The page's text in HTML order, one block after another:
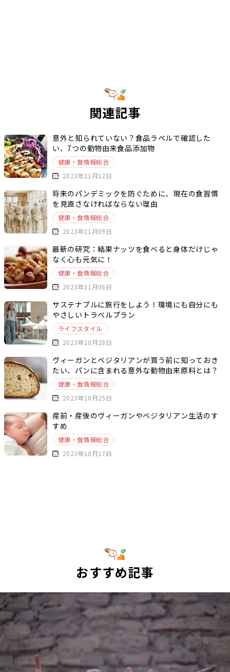
関連記事
意外と知られていない？食品ラベルで確認した
い、7つの動物由来食品添加物
健康・食情報総合
2023年11月12日
将来のパンデミックを防ぐために、現在の食習慣
を見直さなければならない理由
健康・食情報総合
2023年11月09日
最新の研究：結果ナッツを食べると身体だけじゃ
なく心も元気に！
健康・食情報総合
2023年11月06日
サステナブルに旅行をしよう！環境にも自分にも
やさしいトラベルプラン
ライフスタイル
2023年10月28日
ヴィーガンとベジタリアンが買う前に知っておき
たい、パンに含まれる意外な動物由来原料とは？
健康・食情報総合
2023年10月25日
産前・産後のヴィーガンやベジタリアン生活のす
すめ
健康・食情報総合
2023年10月17日
おすすめ記事